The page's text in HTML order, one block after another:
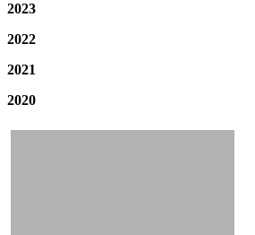
2023
2022
2021
2020